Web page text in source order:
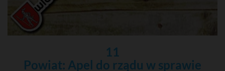
11
Powiat: Apel do rządu w sprawie